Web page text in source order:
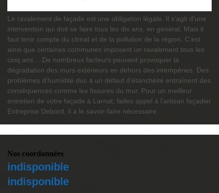
Le ravalement de façade est une obligation légale. Il s’agit d’une
intervention qui doit se faire tous les dix ans, en général. Mais il
faut tenir compte du climat et de la pollution de la région. C’est
ainsi que certaines communes imposent un ravalement tous les
cinq ans… De nombreux facteurs peuvent provoquer la
dégradation des murs extérieurs en dehors des intempéries. Des
problèmes d’humidité dus à un défaut d’étanchéité entraînent des
conséquences comme les fissures du mur. Pour un meilleur
entretien de votre façade à Larnat, faites appel à l’artisan façadier
Entreprise Debord, il a le savoir-faire nécessaire.
Nos coordonnées
indisponible
indisponible